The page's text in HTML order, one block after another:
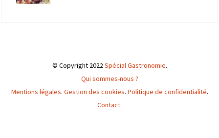
© Copyright 2022Spécial Gastronomie.
Qui sommes-nous ?
Mentions légales. Gestion des cookies. Politique de confidentialité.
Contact.